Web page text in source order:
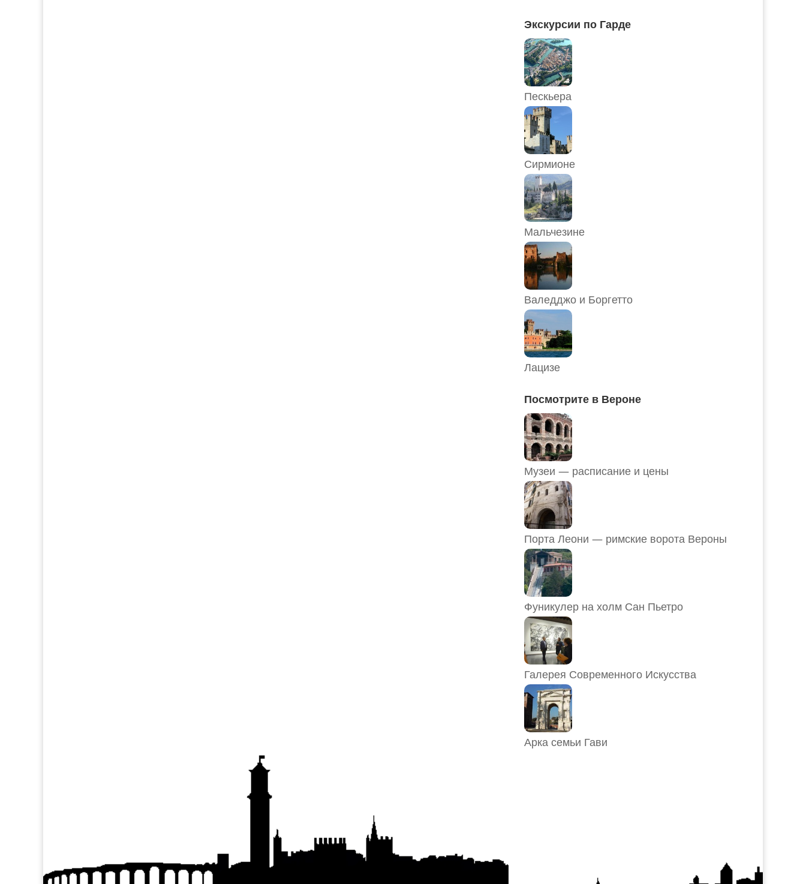
Экскурсии по Гарде
Пескьера
Сирмионе
Мальчезине
Валедджо и Боргетто
Лацизе
Посмотрите в Вероне
Музеи — расписание и цены
Порта Леони — римские ворота Вероны
Фуникулер на холм Сан Пьетро
Галерея Современного Искусства
Арка семьи Гави